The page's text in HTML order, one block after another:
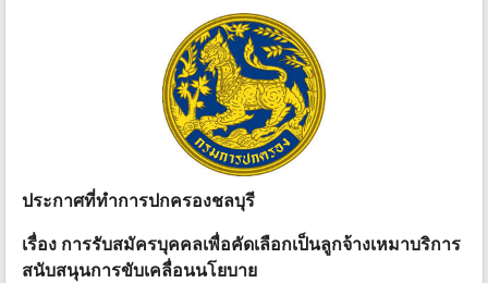
ประกาศที่ทําการปกครองชลบุรี
เรื่อง การรับสมัครบุคคลเพื่อคัดเลือกเป็นลูกจ้างเหมาบริการ
สนับสนุนการขับเคลื่อนนโยบาย